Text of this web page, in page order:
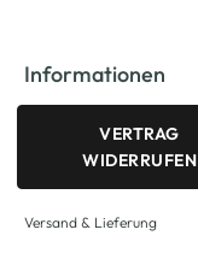
Informationen
VERTRAG
WIDERRUFEN
Versand & Lieferung